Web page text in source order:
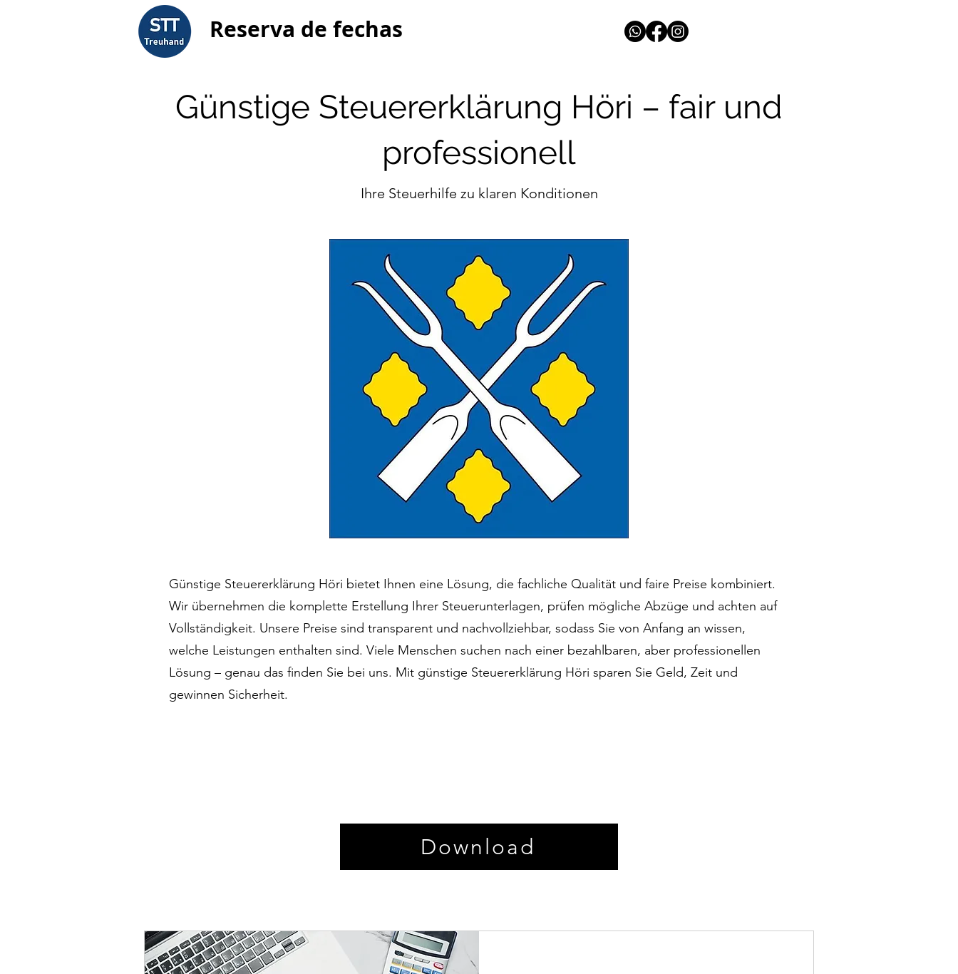
Reserva de fechas
Günstige Steuererklärung Höri – fair und
professionell
Ihre Steuerhilfe zu klaren Konditionen
Günstige Steuererklärung Höri bietet Ihnen eine Lösung, die fachliche Qualität und faire Preise kombiniert.
Wir übernehmen die komplette Erstellung Ihrer Steuerunterlagen, prüfen mögliche Abzüge und achten auf
Vollständigkeit. Unsere Preise sind transparent und nachvollziehbar, sodass Sie von Anfang an wissen,
welche Leistungen enthalten sind. Viele Menschen suchen nach einer bezahlbaren, aber professionellen
Lösung – genau das finden Sie bei uns. Mit günstige Steuererklärung Höri sparen Sie Geld, Zeit und
gewinnen Sicherheit.
Download